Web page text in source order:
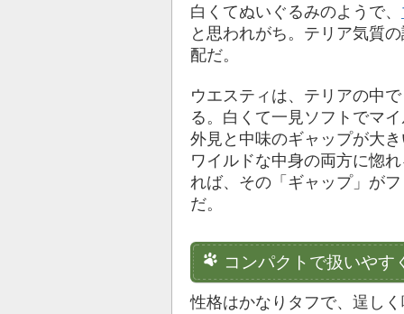
白くてぬいぐるみのようで、
と思われがち。テリア気質
配だ。
ウエスティは、テリアの中
る。白くて一見ソフトでマ
外見と中味のギャップが大
ワイルドな中身の両方に惚
れば、その「ギャップ」が
だ。
コンパクトで扱いやす
性格はかなりタフで、逞し